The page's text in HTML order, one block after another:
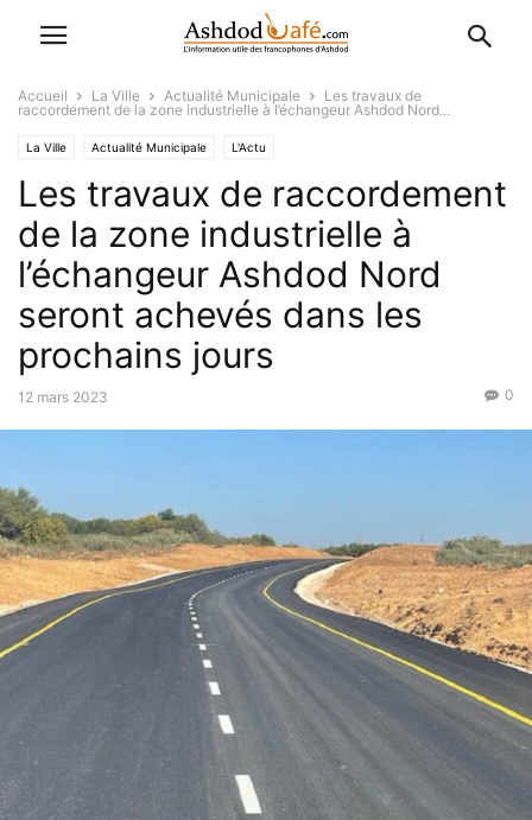
Accueil La Ville Actualité Municipale
Les travaux de
raccordement de la zone industrielle à l’échangeur Ashdod Nord...
La Ville Actualité Municipale L'Actu
Les travaux de raccordement
de la zone industrielle à
l’échangeur Ashdod Nord
seront achevés dans les
prochains jours
12 mars 2023 0